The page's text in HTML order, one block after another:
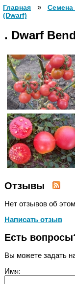
Главная »
(Dwarf)
. Dwarf
Отзывы
Нет отзывов об
Написать отзыв
Есть
Вы можете задать
Имя: